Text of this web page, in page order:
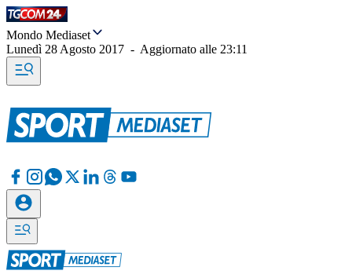
Mondo Mediaset
Lunedì 28 Agosto 2017 - Aggiornato alle 23:11